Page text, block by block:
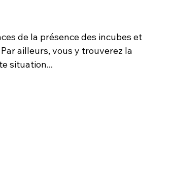
de la présence des incubes et
ailleurs, vous y trouverez la
situation...